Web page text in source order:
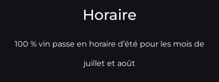
Horaire
100 % vin passe en horaire d’été pour les mois de
juillet et août